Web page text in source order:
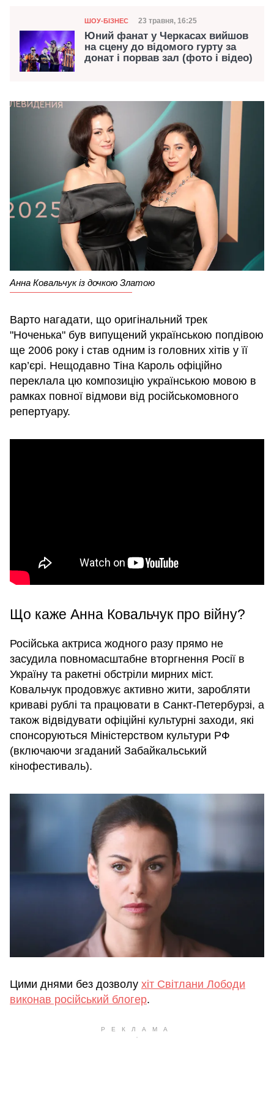
Категорія
ШОУ-БІЗНЕС Дата публікації
23 травня, 16:25
Юний фанат у Черкасах вийшов
на сцену до відомого гурту за
донат і порвав зал (фото і відео)
Анна Ковальчук із дочкою Златою
Варто нагадати, що оригінальний трек
"Ноченька" був випущений українською попдівою
ще 2006 року і став одним із головних хітів у її
кар’єрі. Нещодавно Тіна Кароль офіційно
переклала цю композицію українською мовою в
рамках повної відмови від російськомовного
репертуару.
Що каже Анна Ковальчук про війну?
Російська актриса жодного разу прямо не
засудила повномасштабне вторгнення Росії в
Україну та ракетні обстріли мирних міст.
Ковальчук продовжує активно жити, заробляти
криваві рублі та працювати в Санкт-Петербурзі, а
також відвідувати офіційні культурні заходи, які
спонсоруються Міністерством культури РФ
(включаючи згаданий Забайкальський
кінофестиваль).
Цими днями без дозволу хіт Світлани Лободи
виконав російський блогер.